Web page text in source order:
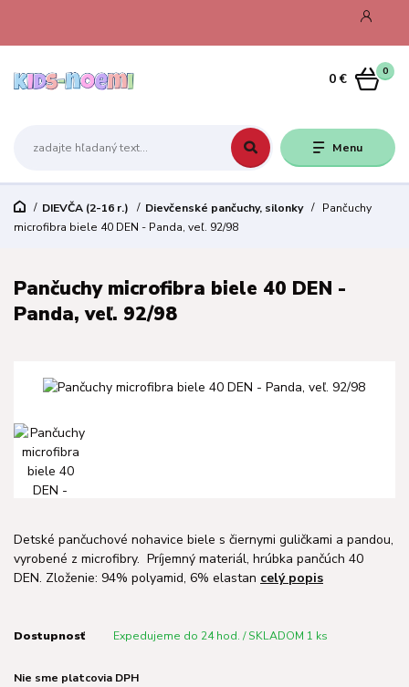
Menu
0
0 €
DIEVČA (2-16 r.) Dievčenské pančuchy, silonky
Pančuchy
microfibra biele 40 DEN - Panda, veľ. 92/98
Pančuchy microfibra biele 40 DEN -
Panda, veľ. 92/98
Detské pančuchové nohavice biele s čiernymi guličkami a pandou,
vyrobené z microfibry. Príjemný materiál, hrúbka pančúch 40
DEN. Zloženie: 94% polyamid, 6% elastan celý popis
Dostupnosť Expedujeme do 24 hod. / SKLADOM 1 ks
Nie sme platcovia DPH